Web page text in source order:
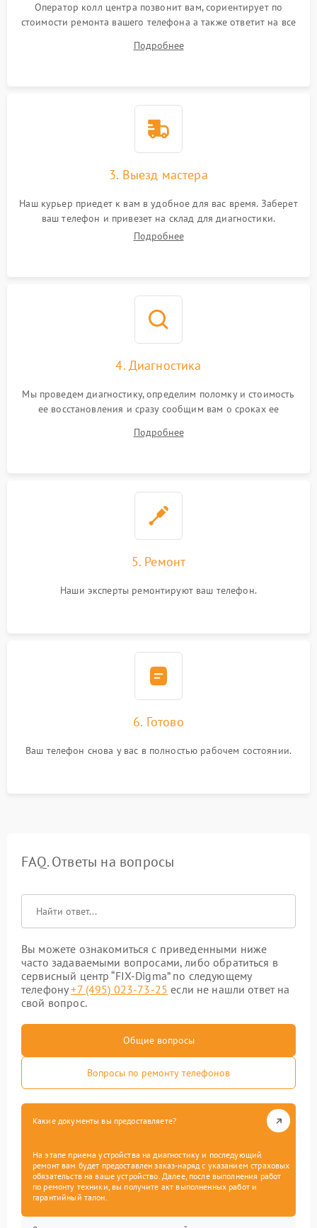
Оператор колл центра позвонит вам, сориентирует по
стоимости ремонта вашего телефона а также ответит на все
Подробнее
3. Выезд мастера
Наш курьер приедет к вам в удобное для вас время. Заберет
ваш телефон и привезет на склад для диагностики.
Подробнее
4. Диагностика
Мы проведем диагностику, определим поломку и стоимость
ее восстановления и сразу сообщим вам о сроках ее
Подробнее
5. Ремонт
Наши эксперты ремонтируют ваш телефон.
6. Готово
Ваш телефон снова у вас в полностью рабочем состоянии.
FAQ. Ответы на вопросы
Вы можете ознакомиться с приведенными ниже
часто задаваемыми вопросами, либо обратиться в
сервисный центр “FIX-Digma” по следующему
телефону+7 (495) 023-73-25 если не нашли ответ на
свой вопрос.
Общие вопросы
Вопросы по ремонту телефонов
Какие документы вы предоставляете?
На этапе приема устройства на диагностику и последующий
ремонт вам будет предоставлен заказ-наряд с указанием страховых
обязательств на ваше устройство. Далее, после выполнения работ
по ремонту техники, вы получите акт выполненных работ и
гарантийный талон.